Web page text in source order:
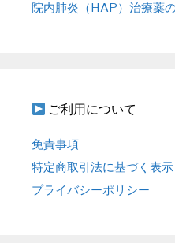
院内肺炎（HAP）治療薬
ご利用について
免責事項
特定商取引法に基づく表示
プライバシーポリシー